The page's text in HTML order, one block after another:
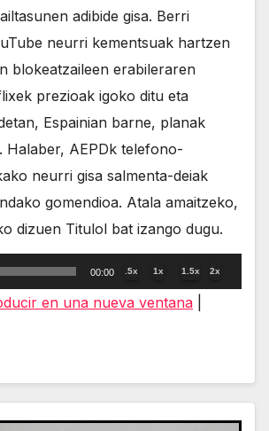
adibide gisa. Berri
neurri kementsuak hartzen
blokeatzaileen erabileraren
prezioak igoko ditu eta
Espainian barne, planak
Halaber, AEPDk telefono-
neurri gisa salmenta-deiak
gomendioa. Atala amaitzeko,
dizuen Titulol bat izango dugu.
00:00 .5x 1x 1.5x 2x
en una nueva ventana